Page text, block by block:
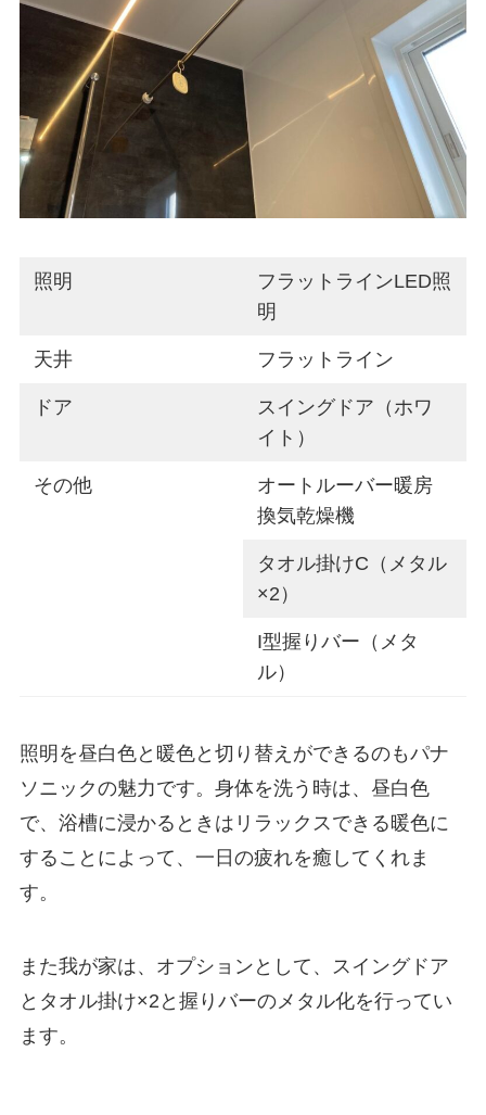
照明
フラットラインLED照
明
天井 フラットライン
ドア
スイングドア（ホワ
イト）
その他
オートルーバー暖房
換気乾燥機
タオル掛けC（メタル
×2）
I型握りバー（メタ
ル）
照明を昼白色と暖色と切り替えができるのもパナ
ソニックの魅力です。身体を洗う時は、昼白色
で、浴槽に浸かるときはリラックスできる暖色に
することによって、一日の疲れを癒してくれま
す。
また我が家は、オプションとして、スイングドア
とタオル掛け×2と握りバーのメタル化を行ってい
ます。